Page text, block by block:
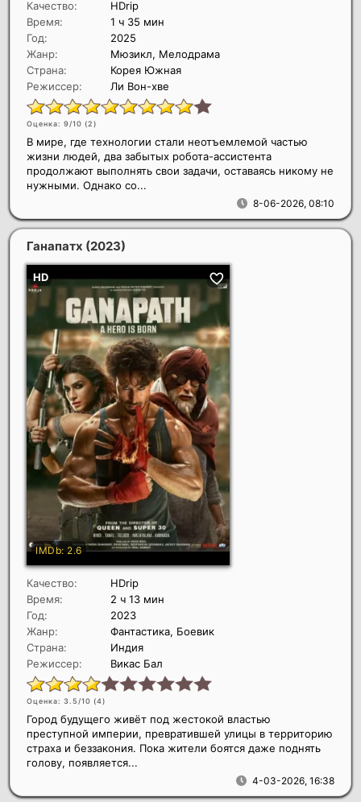
Качество:
HDrip
Время:
1 ч 35 мин
Год:
2025
Жанр:
Мюзикл, Мелодрама
Страна:
Корея Южная
Режиссер:
Ли Вон-хве
Оценка: 9/10 (2)
8-06-2026, 08:10
В мире, где технологии стали неотъемлемой частью
жизни людей, два забытых робота-ассистента
продолжают выполнять свои задачи, оставаясь никому не
нужными. Однако со...
Ганапатх (2023)
Качество:
HDrip
Время:
2 ч 13 мин
Год:
2023
Жанр:
Фантастика, Боевик
Страна:
Индия
Режиссер:
Викас Бал
Оценка: 3.5/10 (4)
4-03-2026, 16:38
Город будущего живёт под жестокой властью
преступной империи, превратившей улицы в территорию
страха и беззакония. Пока жители боятся даже поднять
голову, появляется...